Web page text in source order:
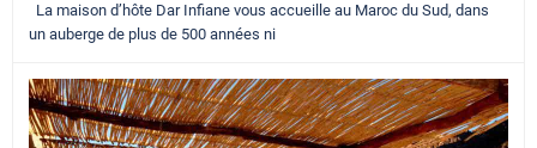
La maison d’hôte Dar Infiane vous accueille au Maroc du Sud, dans
un auberge de plus de 500 années ni